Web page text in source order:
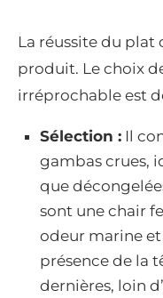
La réussite du
produit. Le choix
irréprochable est
Sélection : Il
gambas crues,
que
sont une chair
odeur marine
présence de la
dernières, loin